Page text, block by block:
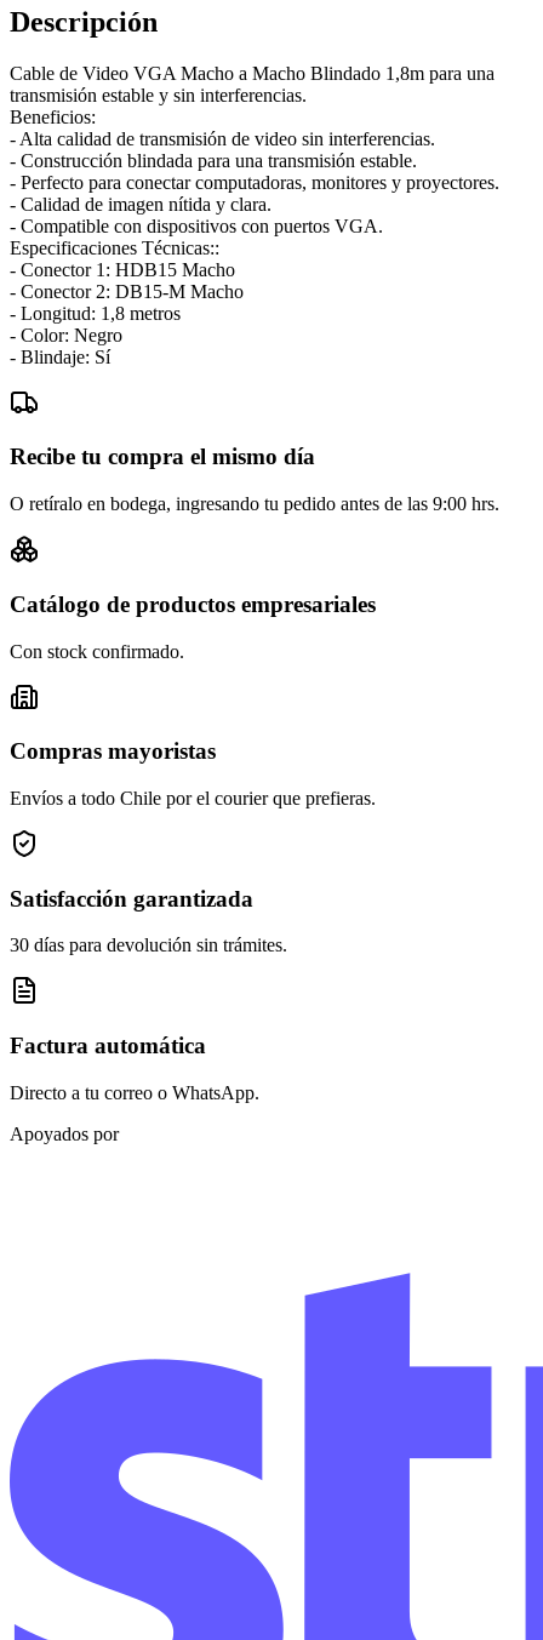
Descripción
Cable de Video VGA Macho a Macho Blindado 1,8m para una
transmisión estable y sin interferencias.
Beneficios:
- Alta calidad de transmisión de video sin interferencias.
- Construcción blindada para una transmisión estable.
- Perfecto para conectar computadoras, monitores y proyectores.
- Calidad de imagen nítida y clara.
- Compatible con dispositivos con puertos VGA.
Especificaciones Técnicas::
- Conector 1: HDB15 Macho
- Conector 2: DB15-M Macho
- Longitud: 1,8 metros
- Color: Negro
- Blindaje: Sí
Recibe tu compra el mismo día
O retíralo en bodega, ingresando tu pedido antes de las 9:00 hrs.
Catálogo de productos empresariales
Con stock confirmado.
Compras mayoristas
Envíos a todo Chile por el courier que prefieras.
Satisfacción garantizada
30 días para devolución sin trámites.
Factura automática
Directo a tu correo o WhatsApp.
Apoyados por